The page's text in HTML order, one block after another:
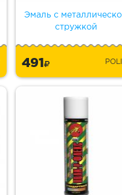
Эмаль с
стружкой
491